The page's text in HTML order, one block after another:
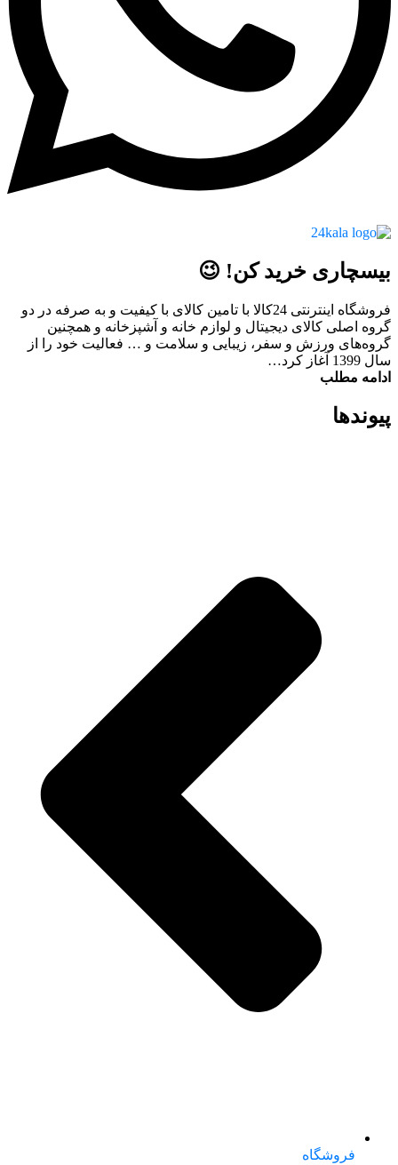
بیسچاری خرید کن! 😉
فروشگاه اینترنتی 24کالا با تامین کالای با کیفیت و به صرفه در دو
گروه اصلی کالای دیجیتال و لوازم خانه و آشپزخانه و همچنین
گروه‌های ورزش و سفر، زیبایی و سلامت و … فعالیت خود را از
سال 1399 آغاز کرد…
ادامه مطلب
پیوند‌ها
فروشگاه